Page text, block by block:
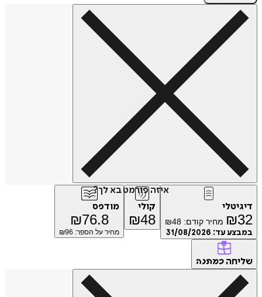
איזה פורמט בא לך?
דיגיטלי
₪32 מחיר קודם: ₪48
במבצע עד: 31/08/2026
קולי
₪48
מודפס
₪76.8
מחיר על הספר: ₪ 96
שליחה כמתנה